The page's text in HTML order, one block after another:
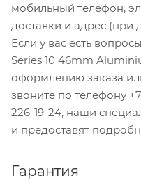
мобильный телефон,
доставки и адрес (при
Если у вас есть
Series 10 46mm
оформлению заказа
звоните по телефону
226-19-24, наши
и предоставят
Гарантия